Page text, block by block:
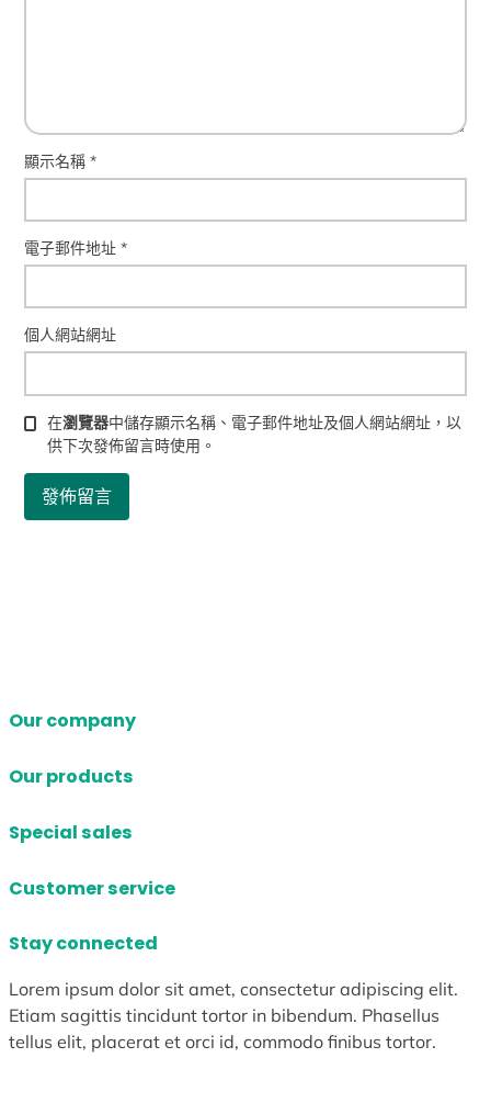
顯示名稱*
電子郵件地址*
個人網站網址
在瀏覽器中儲存顯示名稱、電子郵件地址及個人網站網址，以
供下次發佈留言時使用。
Our company
Our products
Special sales
Customer service
Stay connected
Lorem ipsum dolor sit amet, consectetur adipiscing elit.
Etiam sagittis tincidunt tortor in bibendum. Phasellus
tellus elit, placerat et orci id, commodo finibus tortor.